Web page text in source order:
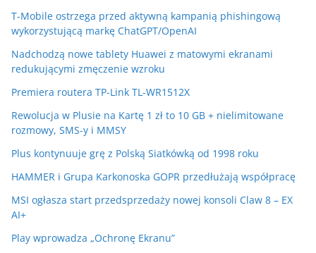
T-Mobile ostrzega przed aktywną kampanią phishingową
wykorzystującą markę ChatGPT/OpenAI
Nadchodzą nowe tablety Huawei z matowymi ekranami
redukującymi zmęczenie wzroku
Premiera routera TP-Link TL-WR1512X
Rewolucja w Plusie na Kartę 1 zł to 10 GB + nielimitowane
rozmowy, SMS-y i MMSY
Plus kontynuuje grę z Polską Siatkówką od 1998 roku
HAMMER i Grupa Karkonoska GOPR przedłużają współpracę
MSI ogłasza start przedsprzedaży nowej konsoli Claw 8 – EX
AI+
Play wprowadza „Ochronę Ekranu”